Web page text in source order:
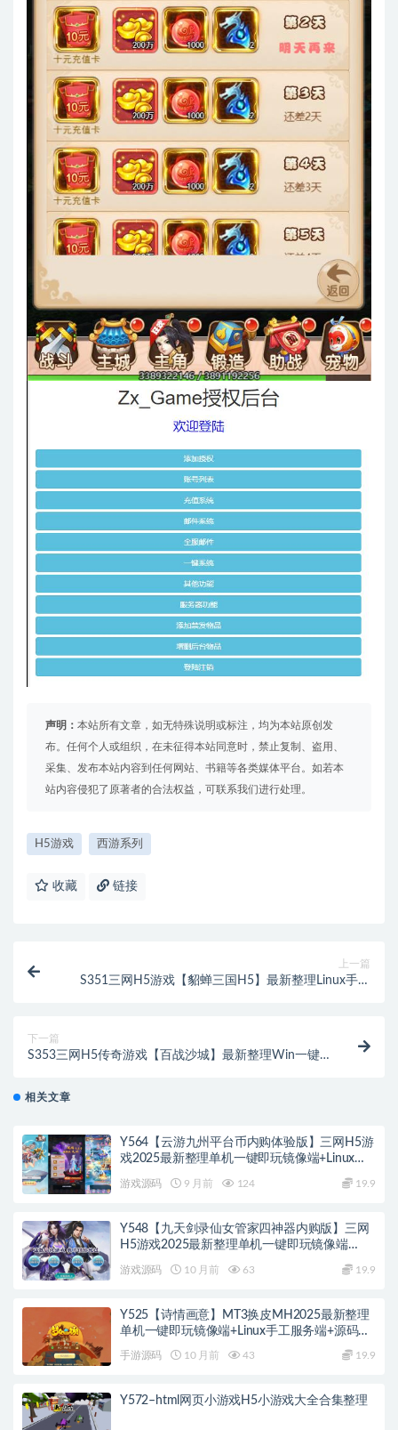
声明： 本站所有文章，如无特殊说明或标注，均为本站原创发
布。任何个人或组织，在未征得本站同意时，禁止复制、盗用、
采集、发布本站内容到任何网站、书籍等各类媒体平台。如若本
站内容侵犯了原著者的合法权益，可联系我们进行处理。
H5游戏 西游系列
收藏 链接
上一篇
S351三网H5游戏【貂蝉三国H5】最新整理Linux手工
下一篇
S353三网H5传奇游戏【百战沙城】最新整理Win一键
相关文章
Y564【云游九州平台币内购体验版】三网H5游
戏2025最新整理单机一键即玩镜像端+Linux手
游戏源码 9 月前 124 19.9
Y548【九天剑录仙女管家四神器内购版】三网
H5游戏2025最新整理单机一键即玩镜像端
+Linux手工服务端+管理后台+GM授权后台+教
程
游戏源码 10 月前 63 19.9
Y525【诗情画意】MT3换皮MH2025最新整理
单机一键即玩镜像端+Linux手工服务端+源码
手游源码 10 月前 43 19.9
Y572–html网页小游戏H5小游戏大全合集整理